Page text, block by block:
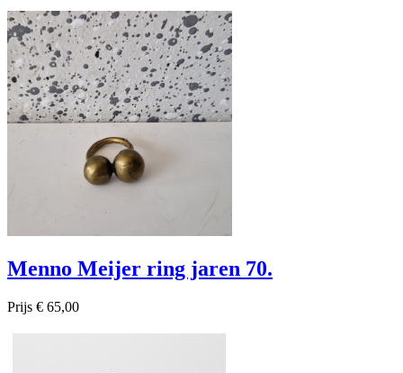
Snel bekijken
Menno Meijer ring jaren 70.
Prijs € 65,00